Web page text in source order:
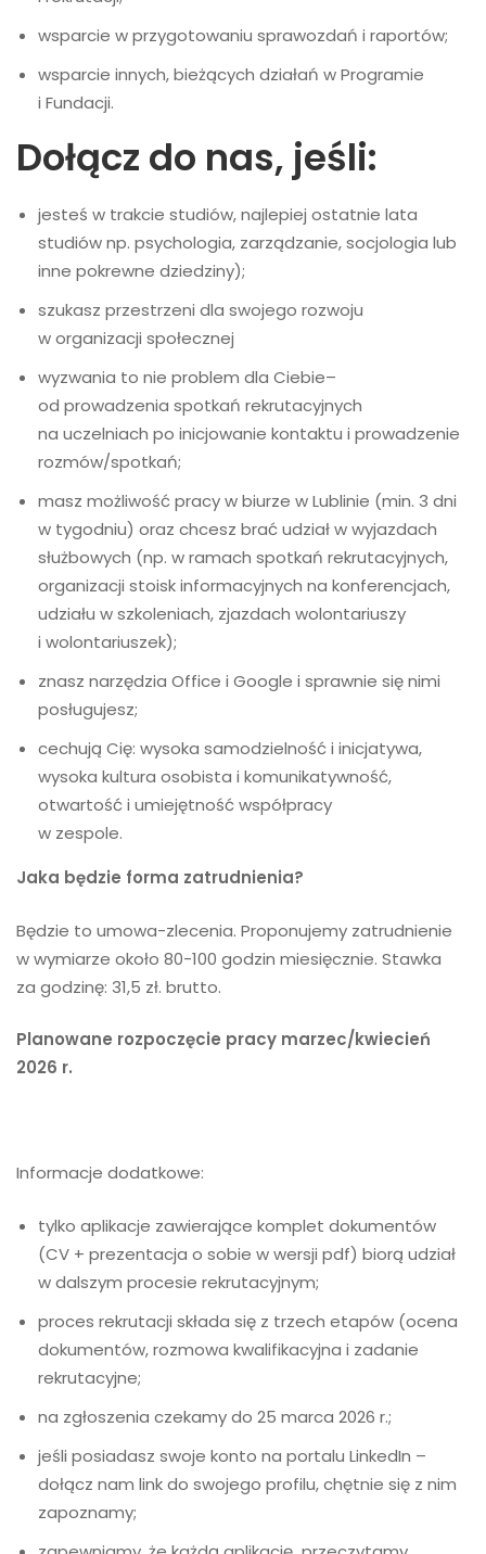
wsparcie w przygotowaniu sprawozdań i raportów;
wsparcie innych, bieżących działań w Programie
i Fundacji.
Dołącz do nas, jeśli:
jesteś w trakcie studiów, najlepiej ostatnie lata
studiównp. psychologia, zarządzanie, socjologia lub
inne pokrewne dziedziny);
szukasz przestrzeni dla swojego rozwoju
w organizacji społecznej
wyzwania to nie problem dla Ciebie–
od prowadzenia spotkań rekrutacyjnych
na uczelniach po inicjowanie kontaktu i prowadzenie
rozmów/spotkań;
masz możliwość pracy w biurze w Lublinie (min. 3 dni
w tygodniu) oraz chcesz brać udział w wyjazdach
służbowych (np. w ramach spotkań rekrutacyjnych,
organizacji stoisk informacyjnych na konferencjach,
udziału w szkoleniach, zjazdach wolontariuszy
i wolontariuszek);
znasz narzędzia Office i Google i sprawnie się nimi
posługujesz;
cechują Cię: wysoka samodzielność i inicjatywa,
wysoka kultura osobista i komunikatywność,
otwartość i umiejętność współpracy
w zespole.
Jaka będzie forma zatrudnienia?
Będzie to umowa-zlecenia. Proponujemy zatrudnienie
w wymiarze około 80-100 godzin miesięcznie. Stawka
za godzinę: 31,5 zł. brutto.
Planowane rozpoczęcie pracy marzec/kwiecień
2026 r.
Informacje dodatkowe:
tylko aplikacje zawierające komplet dokumentów
(CV + prezentacja o sobie w wersji pdf) biorą udział
w dalszym procesie rekrutacyjnym;
proces rekrutacji składa się z trzech etapów (ocena
dokumentów, rozmowa kwalifikacyjna i zadanie
rekrutacyjne;
na zgłoszenia czekamy do 25 marca 2026 r.;
jeśli posiadasz swoje konto na portalu LinkedIn –
dołącz nam link do swojego profilu, chętnie się z nim
zapoznamy;